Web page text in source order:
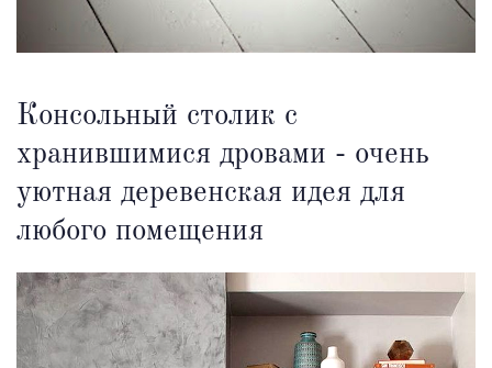
Консольный столик с
хранившимися дровами - очень
уютная деревенская идея для
любого помещения